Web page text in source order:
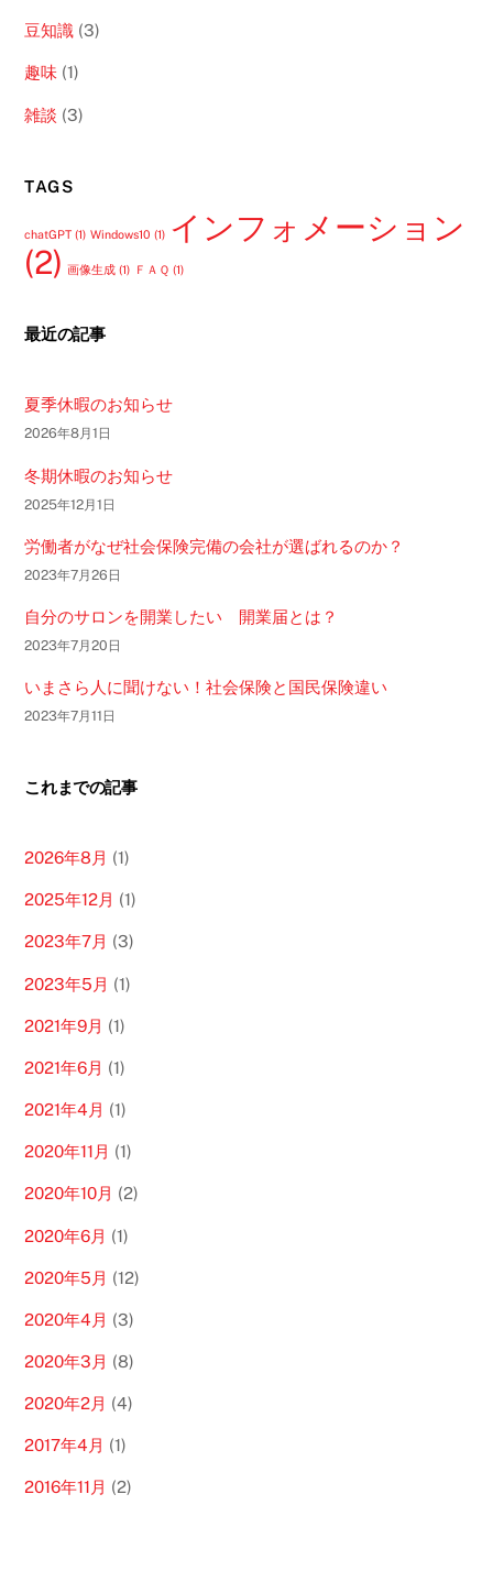
豆知識 (3)
趣味 (1)
雑談 (3)
TAGS
chatGPT (1) Windows10 (1) インフォメーション
(2) 画像生成 (1) ＦＡＱ (1)
最近の記事
夏季休暇のお知らせ
2026年8月1日
冬期休暇のお知らせ
2025年12月1日
労働者がなぜ社会保険完備の会社が選ばれるのか？
2023年7月26日
自分のサロンを開業したい 開業届とは？
2023年7月20日
いまさら人に聞けない！社会保険と国民保険違い
2023年7月11日
これまでの記事
2026年8月 (1)
2025年12月 (1)
2023年7月 (3)
2023年5月 (1)
2021年9月 (1)
2021年6月 (1)
2021年4月 (1)
2020年11月 (1)
2020年10月 (2)
2020年6月 (1)
2020年5月 (12)
2020年4月 (3)
2020年3月 (8)
2020年2月 (4)
2017年4月 (1)
2016年11月 (2)